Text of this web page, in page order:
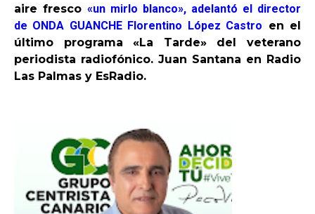
aire fresco «un mirlo blanco», adelantó el director
de ONDA GUANCHE Florentino López Castro en el
último programa «La Tarde» del veterano
periodista radiofónico. Juan Santana en Radio
Las Palmas y EsRadio.